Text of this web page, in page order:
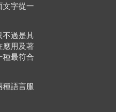
文字從一
不過是其
應用及著
種最符合
語言服